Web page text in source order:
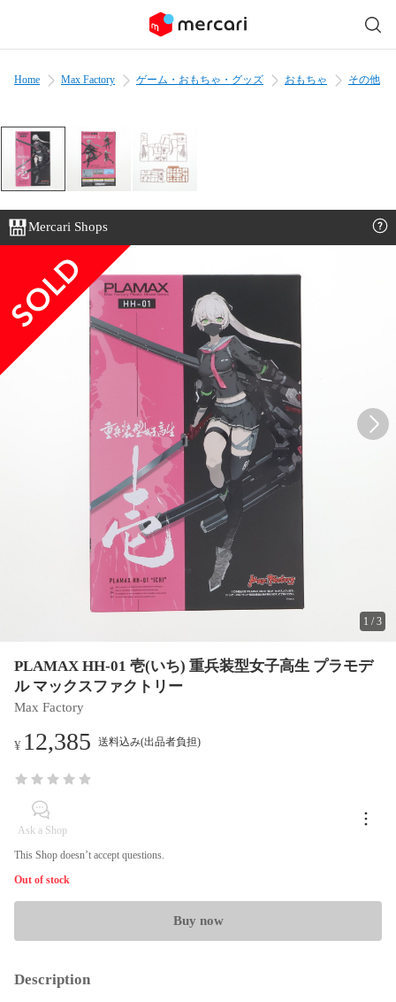
Home Max Factory ゲーム・おもちゃ・グッズ おもちゃ その他
Mercari Shops
1 /3
PLAMAX HH-01 壱(いち) 重兵装型女子高生 プラモデ
ル マックスファクトリー
Max Factory
¥ 12,385 送料込み(出品者負担)
Ask a Shop
This Shop doesn’t accept questions.
Out of stock
Buy now
Description